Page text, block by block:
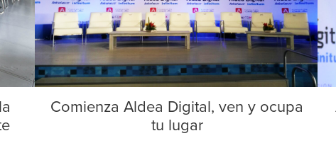
Comienza Aldea Digital, ven y ocupa
tu lugar